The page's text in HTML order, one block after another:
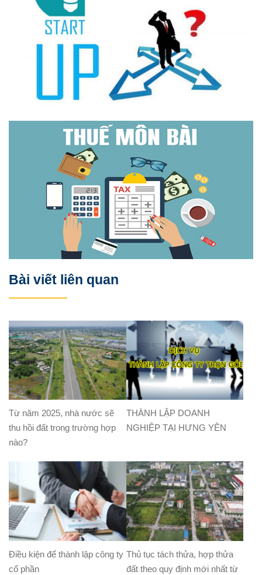
Bài viết liên quan
Từ năm 2025, nhà nước sẽ
thu hồi đất trong trường hợp
nào?
THÀNH LẬP DOANH
NGHIỆP TẠI HƯNG YÊN
Điều kiện để thành lập công ty
cổ phần
Thủ tục tách thửa, hợp thửa
đất theo quy định mới nhất từ